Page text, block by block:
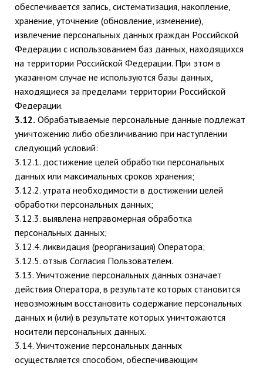
обеспечивается запись, систематизация, накопление,
хранение, уточнение (обновление, изменение),
извлечение персональных данных граждан Российской
Федерации с использованием баз данных, находящихся
на территории Российской Федерации. При этом в
указанном случае не используются базы данных,
находящиеся за пределами территории Российской
Федерации.
3.12. Обрабатываемые персональные данные подлежат
уничтожению либо обезличиванию при наступлении
следующий условий:
3.12.1. достижение целей обработки персональных
данных или максимальных сроков хранения;
3.12.2. утрата необходимости в достижении целей
обработки персональных данных;
3.12.3. выявлена неправомерная обработка
персональных данных;
3.12.4. ликвидация (реорганизация) Оператора;
3.12.5. отзыв Согласия Пользователем.
3.13. Уничтожение персональных данных означает
действия Оператора, в результате которых становится
невозможным восстановить содержание персональных
данных и (или) в результате которых уничтожаются
носители персональных данных.
3.14. Уничтожение персональных данных
осуществляется способом, обеспечивающим